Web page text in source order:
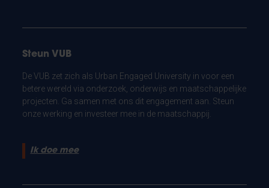
Steun VUB
De VUB zet zich als Urban Engaged University in voor een
betere wereld via onderzoek, onderwijs en maatschappelijke
projecten. Ga samen met ons dit engagement aan. Steun
onze werking en investeer mee in de maatschappij.
Ik doe mee